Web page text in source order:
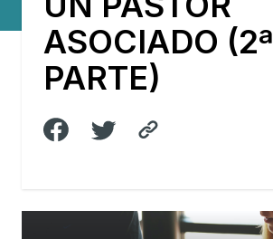
ASOCIADO (2ª
PARTE)